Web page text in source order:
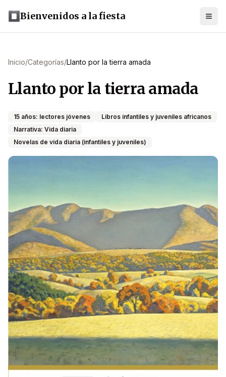
Bienvenidos a la fiesta
Inicio/Categorías/Llanto por la tierra amada
Llanto por la tierra amada
15 años: lectores jóvenes
Libros infantiles y juveniles africanos
Narrativa: Vida diaria
Novelas de vida diaria (infantiles y juveniles)